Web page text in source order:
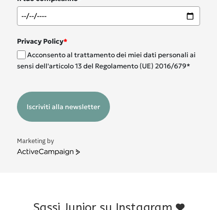
Privacy Policy*
Acconsento al trattamento dei miei dati personali ai
sensi dell'articolo 13 del Regolamento (UE) 2016/679*
Iscriviti alla newsletter
Marketing by
ActiveCampaign